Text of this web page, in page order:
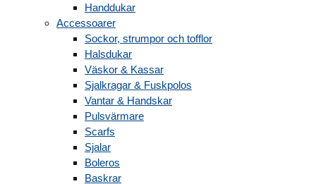
Handdukar
Accessoarer
Sockor, strumpor och tofflor
Halsdukar
Väskor & Kassar
Sjalkragar & Fuskpolos
Vantar & Handskar
Pulsvärmare
Scarfs
Sjalar
Boleros
Baskrar